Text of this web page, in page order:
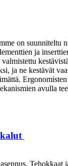
on suunniteltu
ja
ja ne kestävät
avulla
Tehokkaat